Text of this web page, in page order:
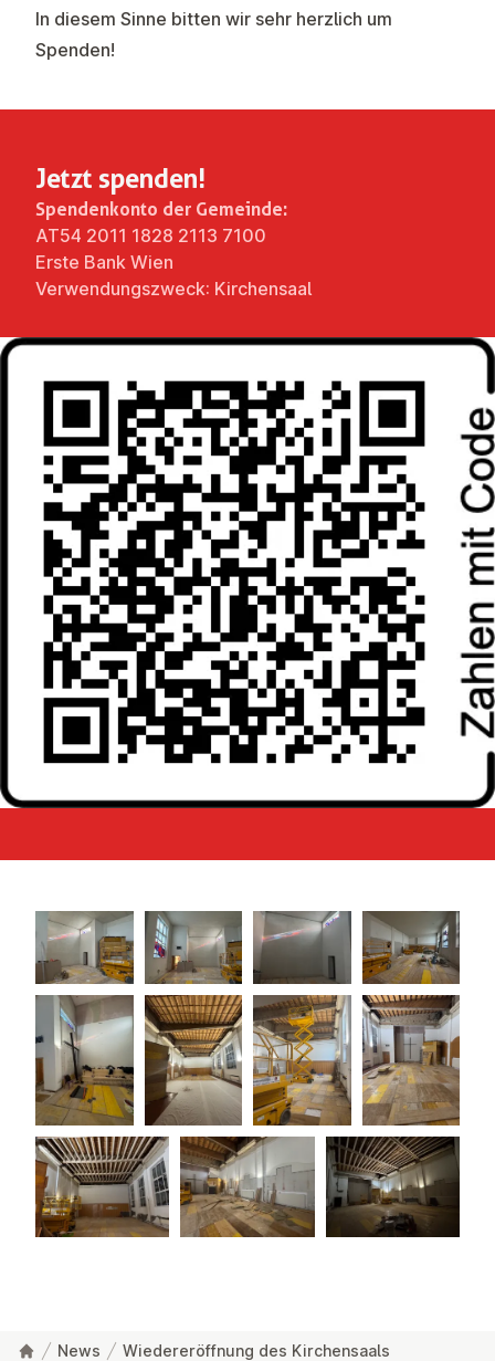
In diesem Sinne bitten wir sehr herzlich um
Spenden!
Jetzt spenden!
Spendenkonto der Gemeinde:
AT54 2011 1828 2113 7100
Erste Bank Wien
Verwendungszweck: Kirchensaal
News Wiedereröffnung des Kirchensaals